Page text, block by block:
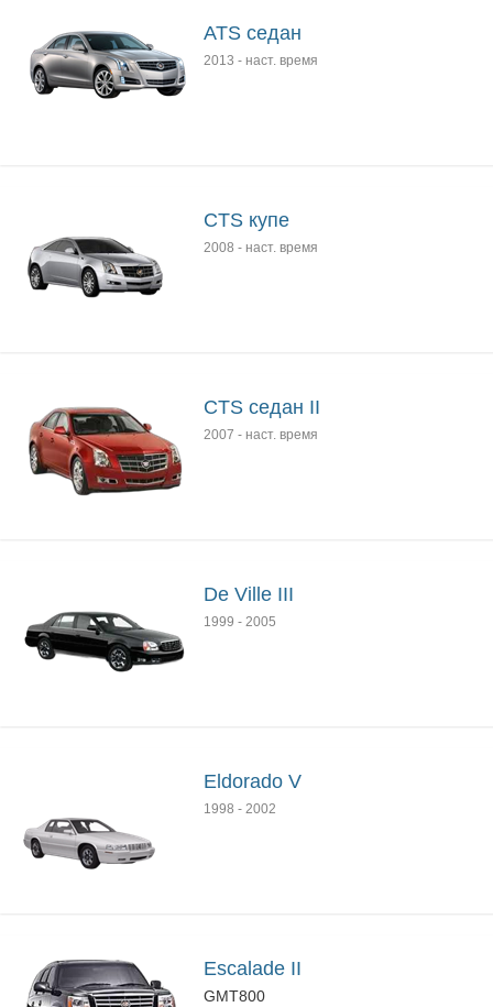
ATS седан
2013 - наст. время
CTS купе
2008 - наст. время
CTS седан II
2007 - наст. время
De Ville III
1999 - 2005
Eldorado V
1998 - 2002
Escalade II
GMT800